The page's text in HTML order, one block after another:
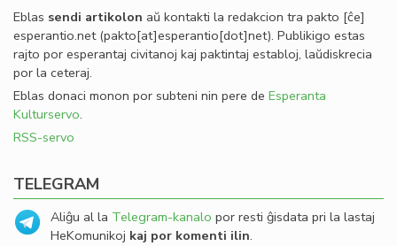
Eblas sendi artikolon aŭ kontakti la redakcion tra pakto [ĉe]
esperantio.net(pakto[at]esperantio[dot]net). Publikigo estas
rajto por esperantaj civitanoj kaj paktintaj establoj, laŭdiskrecia
por la ceteraj.
Eblas donaci monon por subteni nin pere de Esperanta
Kulturservo.
RSS-servo
TELEGRAM
Aliĝu al la Telegram-kanalo por resti ĝisdata pri la lastaj
HeKomunikoj kaj por komenti ilin.